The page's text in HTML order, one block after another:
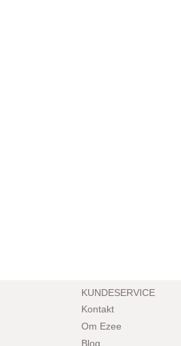
KUNDESERVICE
Kontakt
Om Ezee
Blog